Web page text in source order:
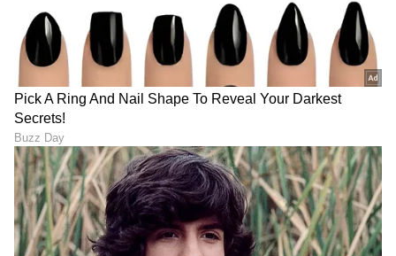
ಗಿಫ್ಟ್‌ ಕೊಡುವಂತೆ ಮಧ್ಯರಾತ್ರಿ
CMಗೆ ಕ್ವಾಟ್ಲೆ ಕೊಟ್ಟ ಪಂತ್; ಸ್ಟಾರ್‌
ಕ್ರಿಕೆಟರ್‌ ಕೇಳಿದ ಆ ವಿಶೇಷ ವಸ್ತು
ಯಾವುದು?
Rehane: ಗಾವಸ್ಕರ್ Vs
ತೆಂಡೂಲ್ಕರ್; ಯಾರು ಗ್ರೇಟ್?
ಕ್ಷಣಕಾಲ ಮೌನಕ್ಕೆ ಜಾರಿದ ರಹಾನೆ
ಕೊಟ್ಟ 'ಮಾಸ್‌' ಉತ್ತರ ಹೀಗಿತ್ತು!
LATEST VIDEOS